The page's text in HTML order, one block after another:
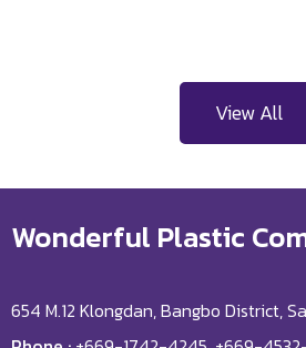
View All
Wonderful Plastic
654 M.12 Klongdan, Bangbo District,